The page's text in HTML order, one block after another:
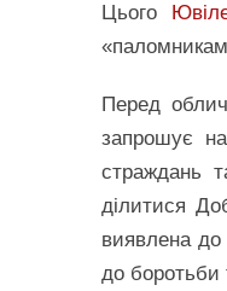
Цього
Перед
запрошує
страждань
ділитися
виявлена до
до боротьби